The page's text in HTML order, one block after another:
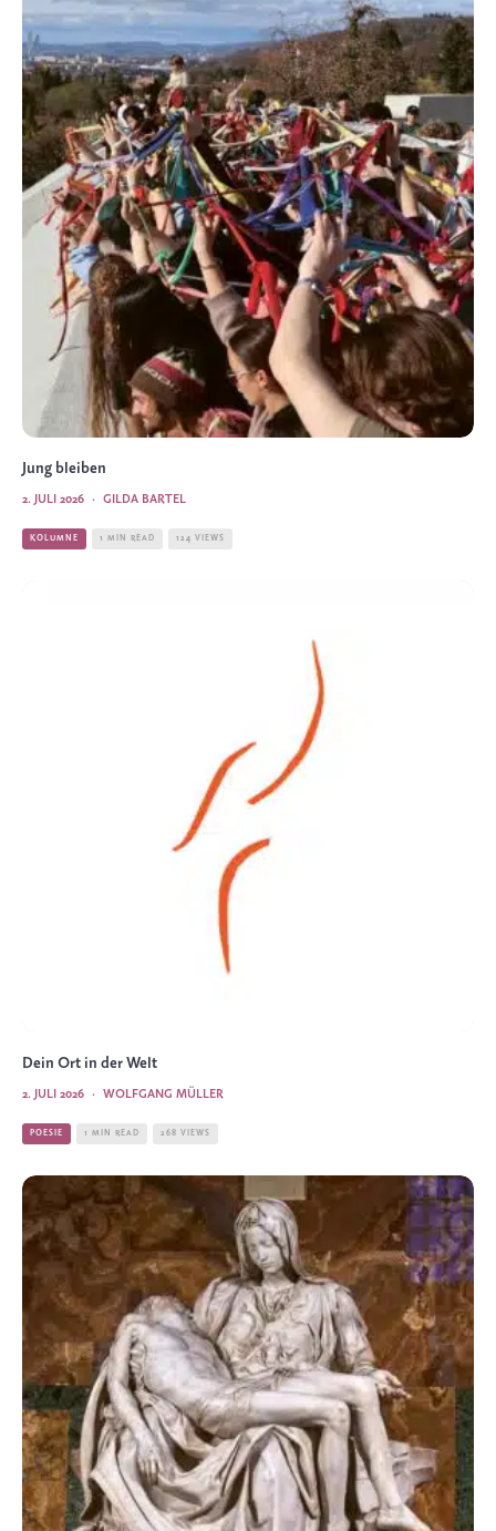
Jung bleiben
GILDA BARTEL
·
2. JULI 2026
KOLUMNE 1 MIN READ 124 VIEWS
Dein Ort in der Welt
WOLFGANG MÜLLER
·
2. JULI 2026
POESIE 1 MIN READ 268 VIEWS